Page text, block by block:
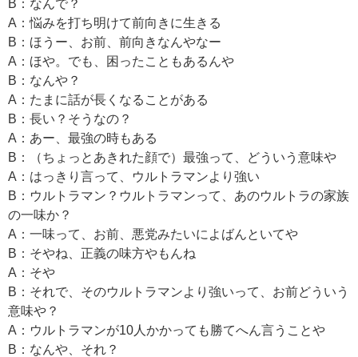
B：なんで？
A：悩みを打ち明けて前向きに生きる
B：ほうー、お前、前向きなんやなー
A：ほや。でも、困ったこともあるんや
B：なんや？
A：たまに話が長くなることがある
B：長い？そうなの？
A：あー、最強の時もある
B：（ちょっとあきれた顔で）最強って、どういう意味や
A：はっきり言って、ウルトラマンより強い
B：ウルトラマン？ウルトラマンって、あのウルトラの家族
の一味か？
A：一味って、お前、悪党みたいによばんといてや
B：そやね、正義の味方やもんね
A：そや
B：それで、そのウルトラマンより強いって、お前どういう
意味や？
A：ウルトラマンが10人かかっても勝てへん言うことや
B：なんや、それ？